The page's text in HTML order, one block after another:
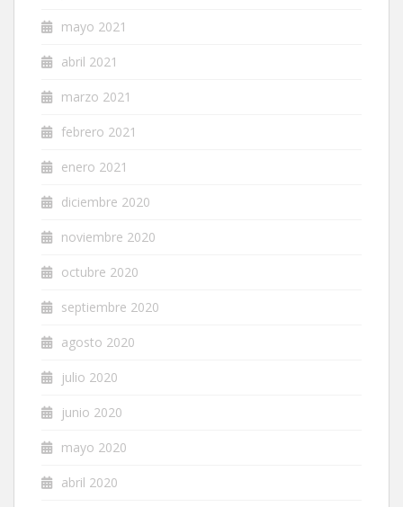
mayo 2021
abril 2021
marzo 2021
febrero 2021
enero 2021
diciembre 2020
noviembre 2020
octubre 2020
septiembre 2020
agosto 2020
julio 2020
junio 2020
mayo 2020
abril 2020